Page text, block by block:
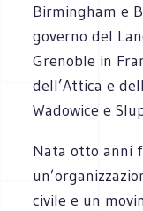
Birmingham e
governo del
Grenoble in
dell’Attica e
Wadowice e
Nata otto anni
civile e un